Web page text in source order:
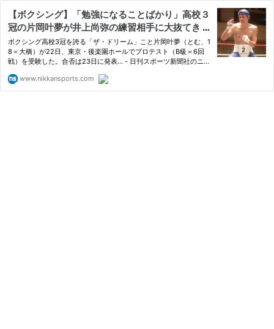
【ボクシング】「勉強になることばかり」高校３
冠の片岡叶夢が井上尚弥の練習相手に大抜てき -
ボクシング : 日刊スポーツ
ボクシング高校3冠を誇る「ザ・ドリーム」こと片岡叶夢（とむ、1
8＝大橋）が22日、東京・後楽園ホールでプロテスト（B級＝6回
戦）を受験した。合否は23日に発表… - 日刊スポーツ新聞社のニュ
www.nikkansports.com